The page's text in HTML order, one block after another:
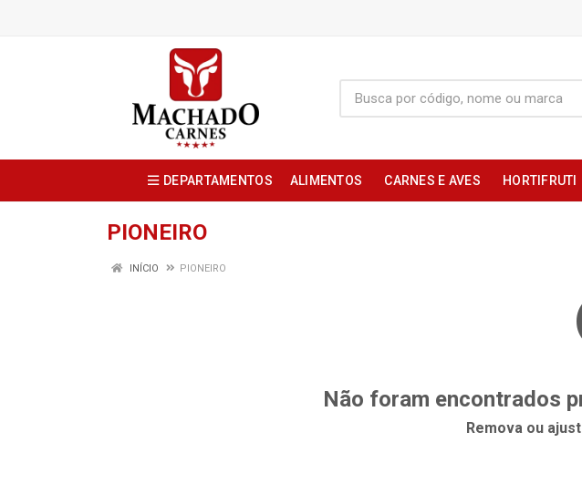
DEPARTAMENTOS ALIMENTOS CARNES E AVES HORTIFRUTI
PIONEIRO
INÍCIO PIONEIRO
Não foram encontrados
Remova ou